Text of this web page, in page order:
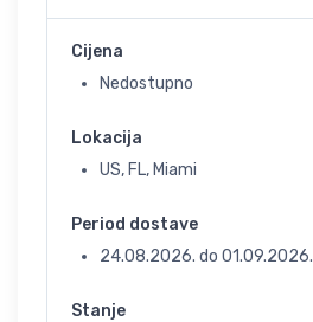
Cijena
Nedostupno
Lokacija
US, FL, Miami
Period dostave
24.08.2026. do 01.09.2026.
Stanje